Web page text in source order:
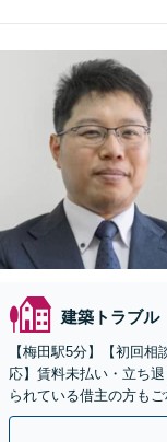
建築トラブル
【梅田駅5分】【初回
応】賃料未払い・立ち
られている借主の方も
すく説明」【休日・夜